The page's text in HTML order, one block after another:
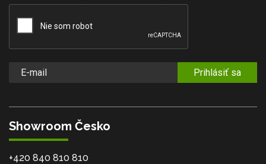
Prihlásiť sa
Showroom Česko
+420 840 810 810